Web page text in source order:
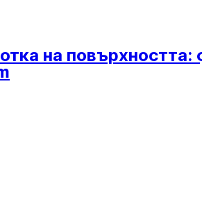
на повърхността: